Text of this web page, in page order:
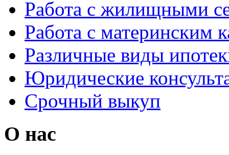
Работа с жилищными
Работа с материнским
Различные виды
Юридические
Срочный выкуп
О нас